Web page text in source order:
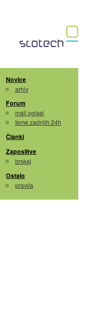
Novice
arhiv
Forum
mali oglasi
teme zadnjih 24h
Članki
Zaposlitve
brskaj
Ostalo
pravila